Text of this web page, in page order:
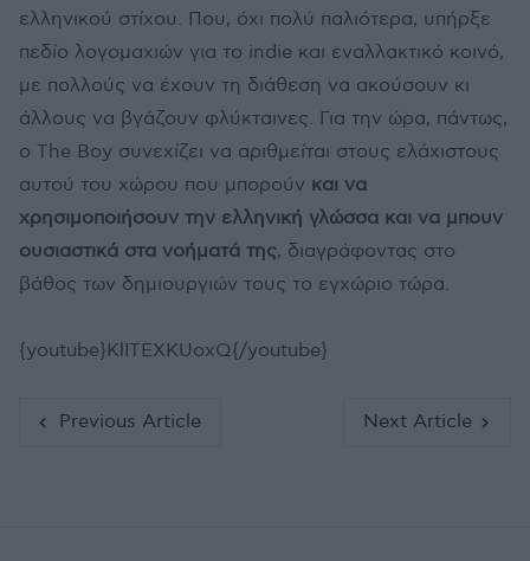
ελληνικού στίχου. Που, όχι πολύ παλιότερα, υπήρξε
πεδίο λογομαχιών για το indie και εναλλακτικό κοινό,
με πολλούς να έχουν τη διάθεση να ακούσουν κι
άλλους να βγάζουν φλύκταινες. Για την ώρα, πάντως,
ο The Boy συνεχίζει να αριθμείται στους ελάχιστους
αυτού του χώρου που μπορούν και να
χρησιμοποιήσουν την ελληνική γλώσσα και να μπουν
ουσιαστικά στα νοήματά της, διαγράφοντας στο
βάθος των δημιουργιών τους το εγχώριο τώρα.
{youtube}KlITEXKUoxQ{/youtube}
Previous Article Next Article